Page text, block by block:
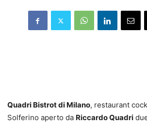
Quadri Bistrot di Milano, restaurant
Solferino aperto da Riccardo Quadri